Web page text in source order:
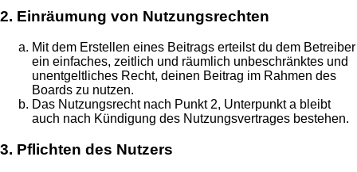
2. Einräumung von Nutzungsrechten
Mit dem Erstellen eines Beitrags erteilst du dem Betreiber
ein einfaches, zeitlich und räumlich unbeschränktes und
unentgeltliches Recht, deinen Beitrag im Rahmen des
Boards zu nutzen.
Das Nutzungsrecht nach Punkt 2, Unterpunkt a bleibt
auch nach Kündigung des Nutzungsvertrages bestehen.
3. Pflichten des Nutzers